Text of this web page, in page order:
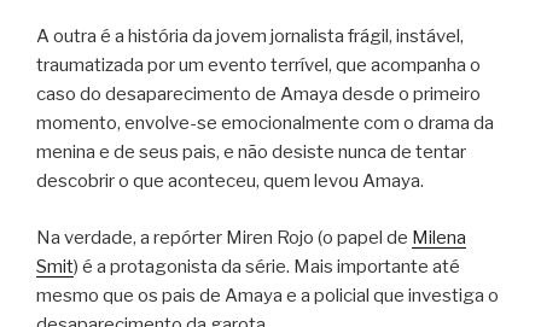
A outra é a história da jovem jornalista frágil, instável,
traumatizada por um evento terrível, que acompanha o
caso do desaparecimento de Amaya desde o primeiro
momento, envolve-se emocionalmente com o drama da
menina e de seus pais, e não desiste nunca de tentar
descobrir o que aconteceu, quem levou Amaya.
Na verdade, a repórter Miren Rojo (o papel de Milena
Smit) é a protagonista da série. Mais importante até
mesmo que os pais de Amaya e a policial que investiga o